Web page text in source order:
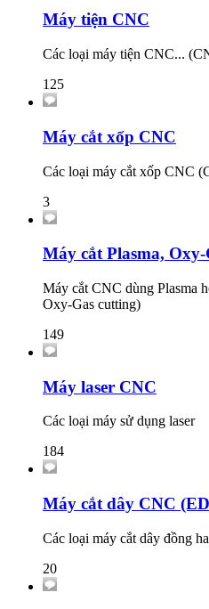
Máy tiện CNC
Các loại máy tiện CNC...
125
Máy cắt xốp CNC
Các loại máy cắt xốp CNC
3
Máy cắt Plasma, Oxy-
Máy cắt CNC dùng Plasma
Oxy-Gas cutting)
149
Máy laser CNC
Các loại máy sử dụng laser
184
Máy cắt dây CNC
Các loại máy cắt dây đồng
20